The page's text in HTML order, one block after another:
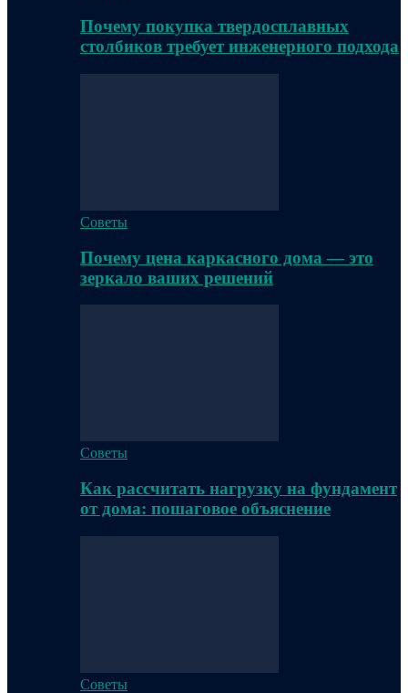
Почему покупка твердосплавных
столбиков требует инженерного подхода
Советы
Почему цена каркасного дома — это
зеркало ваших решений
Советы
Как рассчитать нагрузку на фундамент
от дома: пошаговое объяснение
Советы